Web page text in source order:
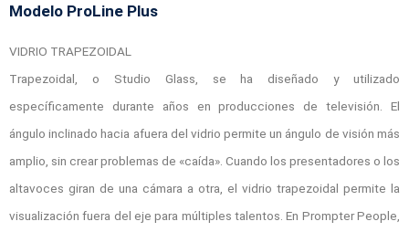
Modelo ProLine Plus
VIDRIO TRAPEZOIDAL
Trapezoidal, o Studio Glass, se ha diseñado y utilizado
específicamente durante años en producciones de televisión. El
ángulo inclinado hacia afuera del vidrio permite un ángulo de visión más
amplio, sin crear problemas de «caída». Cuando los presentadores o los
altavoces giran de una cámara a otra, el vidrio trapezoidal permite la
visualización fuera del eje para múltiples talentos. En Prompter People,